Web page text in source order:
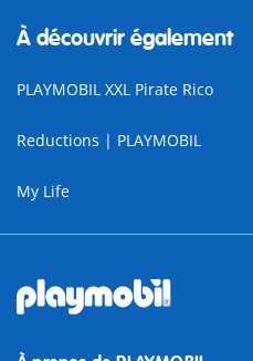
À découvrir également
PLAYMOBIL XXL Pirate Rico
Reductions | PLAYMOBIL
My Life